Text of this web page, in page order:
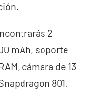
2
mAh, soporte
cámara de 13
801.